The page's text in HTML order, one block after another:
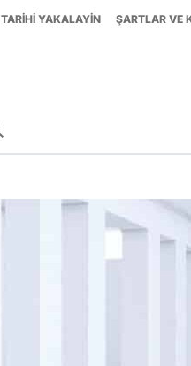
TARIHI YAKALAYIN ŞARTLAR VE